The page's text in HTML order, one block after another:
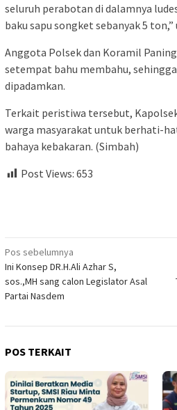
seluruh perabotan di dalamnya
baku sapu songket sebanyak 5
Anggota Polsek dan Koramil
setempat bahu membahu,
dipadamkan.
Terkait peristiwa tersebut,
warga masyarakat untuk berhati-
bahaya kebakaran. (Simbah)
Post Views: 653
Navigasi
pos
Pos sebelumnya
Ini Konsep DR.H.Ali Azhar S,
sos.,MH sang calon Legislator Asal
Partai Nasdem
POS TERKAIT